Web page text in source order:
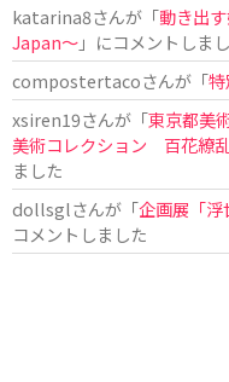
katarina8さんが「動き出
Japan〜」にコメントしま
compostertacoさんが「特
xsiren19さんが「東京都美
美術コレクション 百花繚
ました
dollsglさんが「企画展「
コメントしました